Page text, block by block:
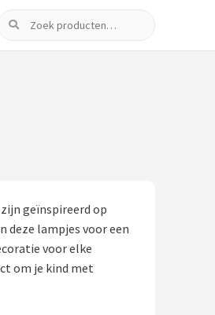
Zoeken
geïnspireerd op
deze lampjes voor een
voor elke
om je kind met